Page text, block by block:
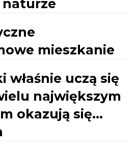
mieszkanie
właśnie uczą się
największym
okazują się…